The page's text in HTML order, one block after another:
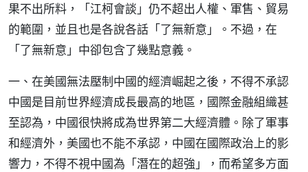
果不出所料，「江柯會談」仍不超出人權、軍售、貿易
的範圍，並且也是各說各話「了無新意」。不過，在
「了無新意」中卻包含了幾點意義。
一、在美國無法壓制中國的經濟崛起之後，不得不承認
中國是目前世界經濟成長最高的地區，國際金融組織甚
至認為，中國很快將成為世界第二大經濟體。除了軍事
和經濟外，美國也不能不承認，中國在國際政治上的影
響力，不得不視中國為「潛在的超強」，而希望多方面